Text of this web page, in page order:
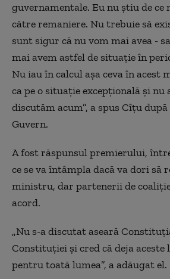
guvernamentale. Eu nu știu de
către remaniere. Nu trebuie să
sunt sigur că nu vom mai avea -
mai avem astfel de situaţie în
Nu iau în calcul așa ceva în acest
ca pe o situaţie excepţională și nu
discutăm acum”, a spus Cîțu
Guvern.
A fost răspunsul premierului,
ce se va întâmpla dacă va dori să
ministru, dar partenerii de
acord.
„Nu s-a discutat aseară
Constituţiei și cred că deja
pentru toată lumea”, a adăugat el.